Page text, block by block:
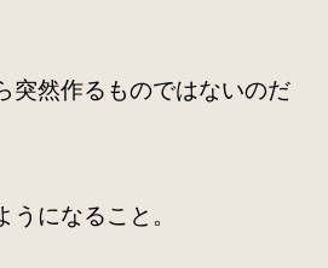
突然作るものではないのだ
うになること。